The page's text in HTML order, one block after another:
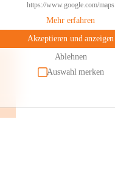
https://www.google.com/maps
Mehr erfahren
Akzeptieren und anzeigen
Ablehnen
Auswahl merken